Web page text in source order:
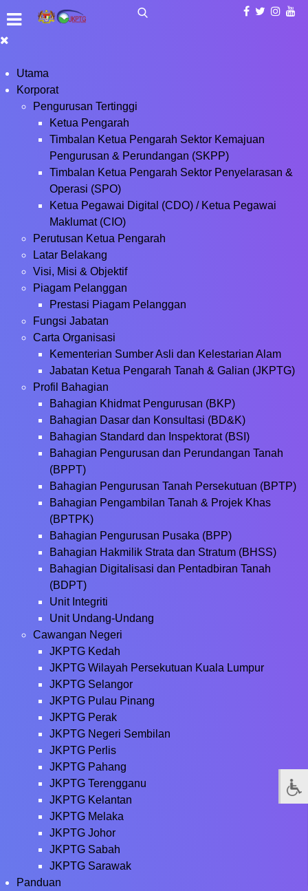
Utama
Korporat
Pengurusan Tertinggi
Ketua Pengarah
Timbalan Ketua Pengarah Sektor Kemajuan
Pengurusan & Perundangan (SKPP)
Timbalan Ketua Pengarah Sektor Penyelarasan &
Operasi (SPO)
Ketua Pegawai Digital (CDO) / Ketua Pegawai
Maklumat (CIO)
Perutusan Ketua Pengarah
Latar Belakang
Visi, Misi & Objektif
Piagam Pelanggan
Prestasi Piagam Pelanggan
Fungsi Jabatan
Carta Organisasi
Kementerian Sumber Asli dan Kelestarian Alam
Jabatan Ketua Pengarah Tanah & Galian (JKPTG)
Profil Bahagian
Bahagian Khidmat Pengurusan (BKP)
Bahagian Dasar dan Konsultasi (BD&K)
Bahagian Standard dan Inspektorat (BSI)
Bahagian Pengurusan dan Perundangan Tanah
(BPPT)
Bahagian Pengurusan Tanah Persekutuan (BPTP)
Bahagian Pengambilan Tanah & Projek Khas
(BPTPK)
Bahagian Pengurusan Pusaka (BPP)
Bahagian Hakmilik Strata dan Stratum (BHSS)
Bahagian Digitalisasi dan Pentadbiran Tanah
(BDPT)
Unit Integriti
Unit Undang-Undang
Cawangan Negeri
JKPTG Kedah
JKPTG Wilayah Persekutuan Kuala Lumpur
JKPTG Selangor
JKPTG Pulau Pinang
JKPTG Perak
JKPTG Negeri Sembilan
JKPTG Perlis
JKPTG Pahang
JKPTG Terengganu
JKPTG Kelantan
JKPTG Melaka
JKPTG Johor
JKPTG Sabah
JKPTG Sarawak
Panduan